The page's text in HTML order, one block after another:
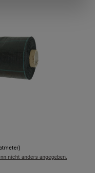
nicht anders angegeben.